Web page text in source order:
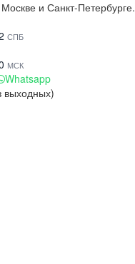
и Санкт-Петербурге.
СПБ
МСК
Whatsapp
выходных)